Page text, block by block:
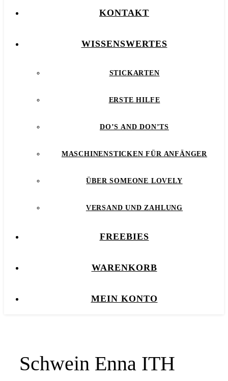
KONTAKT
WISSENSWERTES
STICKARTEN
ERSTE HILFE
DO’S AND DON’TS
MASCHINENSTICKEN FÜR ANFÄNGER
ÜBER SOMEONE LOVELY
VERSAND UND ZAHLUNG
FREEBIES
WARENKORB
MEIN KONTO
Schwein Enna ITH